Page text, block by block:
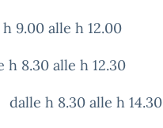
alle h 12.00
8.30 alle h 12.30
h 8.30 alle h 14.30